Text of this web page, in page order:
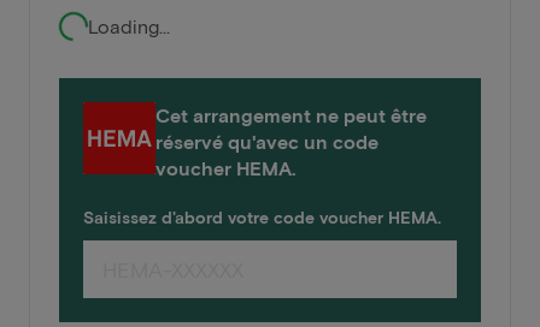
Loading...
Cet arrangement ne peut être
réservé qu'avec un code
voucher HEMA.
Saisissez d'abord votre code voucher HEMA.